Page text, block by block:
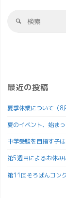
最近の投稿
夏季休業について（
夏のイベント、始まっ
中学受験を目指す子
第5週目によるお休
第11回そろばんコン